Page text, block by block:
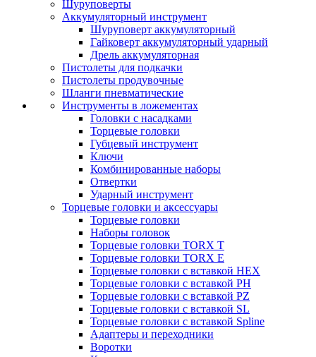
Шуруповерты
Аккумуляторный инструмент
Шуруповерт аккумуляторный
Гайковерт аккумуляторный ударный
Дрель аккумуляторная
Пистолеты для подкачки
Пистолеты продувочные
Шланги пневматические
Инструменты в ложементах
Головки с насадками
Торцевые головки
Губцевый инструмент
Ключи
Комбинированные наборы
Отвертки
Ударный инструмент
Торцевые головки и аксессуары
Торцевые головки
Наборы головок
Торцевые головки TORX T
Торцевые головки TORX Е
Торцевые головки с вставкой HEX
Торцевые головки с вставкой PH
Торцевые головки с вставкой PZ
Торцевые головки с вставкой SL
Торцевые головки с вставкой Spline
Адаптеры и переходники
Воротки